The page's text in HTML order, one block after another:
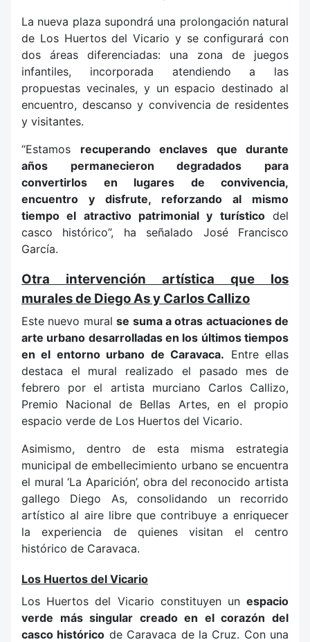
La nueva plaza supondrá una prolongación natural
de Los Huertos del Vicario y se configurará con
dos áreas diferenciadas: una zona de juegos
infantiles, incorporada atendiendo a las
propuestas vecinales, y un espacio destinado al
encuentro, descanso y convivencia de residentes
y visitantes.
“Estamos recuperando enclaves que durante
años permanecieron degradados para
convertirlos en lugares de convivencia,
encuentro y disfrute, reforzando al mismo
tiempo el atractivo patrimonial y turísticodel
casco histórico”, ha señalado José Francisco
García.
Otra intervención artística que los
murales de Diego As y Carlos Callizo
Este nuevo muralse suma a otras actuaciones de
arte urbano desarrolladas en los últimos tiempos
en el entorno urbano de Caravaca. Entre ellas
destaca el mural realizado el pasado mes de
febrero por el artista murciano Carlos Callizo,
Premio Nacional de Bellas Artes, en el propio
espacio verde de Los Huertos del Vicario.
Asimismo, dentro de esta misma estrategia
municipal de embellecimiento urbano se encuentra
el mural ‘La Aparición’, obra del reconocido artista
gallego Diego As, consolidando un recorrido
artístico al aire libre que contribuye a enriquecer
la experiencia de quienes visitan el centro
histórico de Caravaca.
Los Huertos del Vicario
Los Huertos del Vicario constituyen un espacio
verde más singular creado en el corazón del
casco histórico de Caravaca de la Cruz. Con una